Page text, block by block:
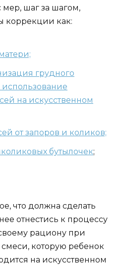
шаг за шагом,
коррекции как:
грудного
на искусственном
от запоров и коликов;
бутылочек;
что должна сделать
отнестись к процессу
рациону при
которую ребенок
на искусственном